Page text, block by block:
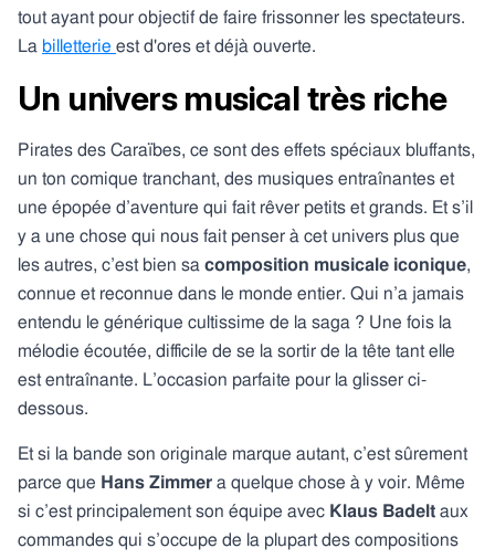
tout ayant pour objectif de faire frissonner les spectateurs.
La billetterie est d'ores et déjà ouverte.
Un univers musical très riche
Pirates des Caraïbes, ce sont des effets spéciaux bluffants,
un ton comique tranchant, des musiques entraînantes et
une épopée d’aventure qui fait rêver petits et grands. Et s’il
y a une chose qui nous fait penser à cet univers plus que
les autres, c’est bien sa composition musicale iconique,
connue et reconnue dans le monde entier. Qui n’a jamais
entendu le générique cultissime de la saga ? Une fois la
mélodie écoutée, difficile de se la sortir de la tête tant elle
est entraînante. L’occasion parfaite pour la glisser ci-
dessous.
Et si la bande son originale marque autant, c’est sûrement
parce que Hans Zimmer a quelque chose à y voir. Même
si c’est principalement son équipe avec Klaus Badelt aux
commandes qui s’occupe de la plupart des compositions